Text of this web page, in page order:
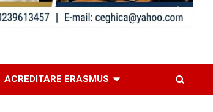
ACREDITARE ERASMUS